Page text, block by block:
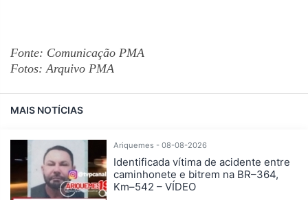
Fonte: Comunicação PMA
Fotos: Arquivo PMA
MAIS NOTÍCIAS
Ariquemes - 08-08-2026
Identificada vítima de acidente entre
caminhonete e bitrem na BR–364,
Km–542 – VÍDEO